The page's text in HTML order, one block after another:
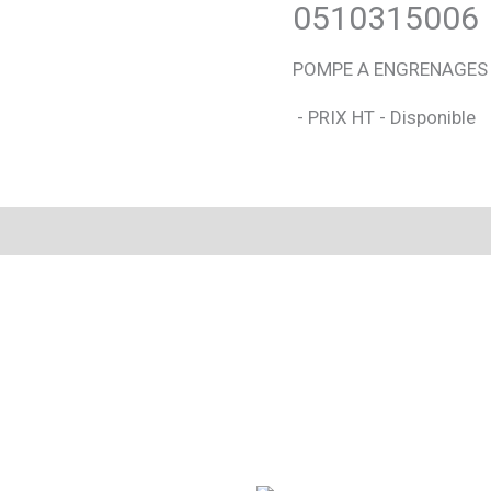
0510315006
POMPE A
- PRIX HT - Disponible